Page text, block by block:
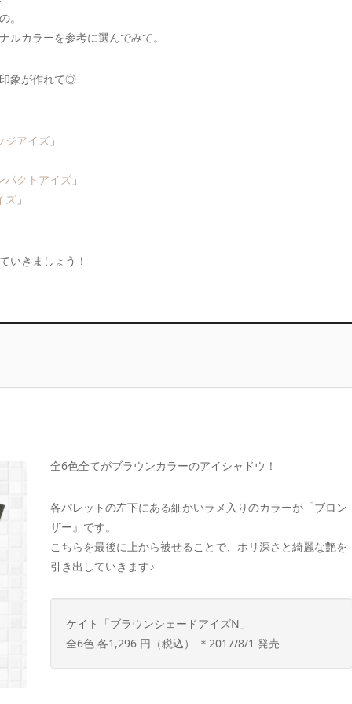
。
カラーを参考に選んでみて。
象が作れて◎
ジアイズ 」
パクトアイズ 」
ズ 」
いきましょう！
全6色全てがブラウンカラーのアイシャドウ！
各パレットの左下にある細かいラメ入りのカラーが「ブロン
ザー』です。
こちらを最後に上から被せることで、ホリ深さと綺麗な艶を
引き出していきます♪
ケイト「ブラウンシェードアイズN」
全6色 各1,296 円（税込） ＊2017/8/1 発売